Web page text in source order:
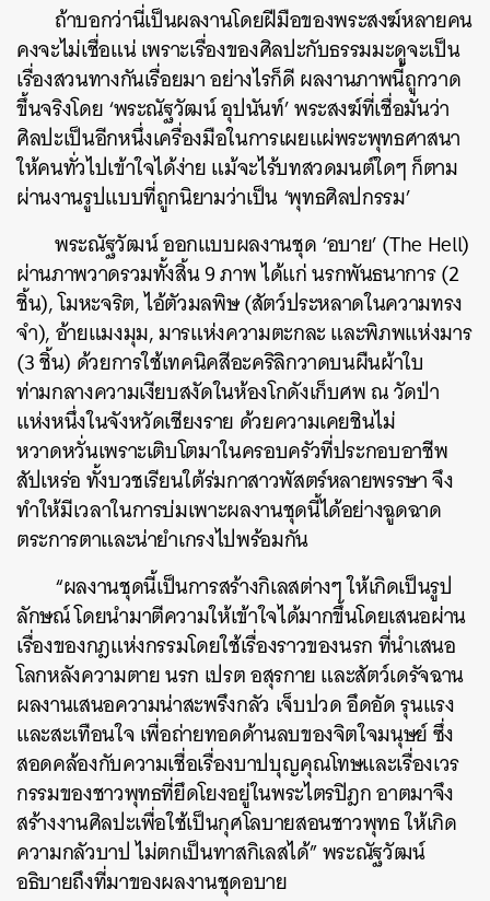
ถ้าบอกว่านี่เป็นผลงานโดยฝีมือของพระสงฆ์หลายคน
คงจะไม่เชื่อแน่ เพราะเรื่องของศิลปะกับธรรมมะดูจะเป็น
เรื่องสวนทางกันเรื่อยมา อย่างไรก็ดี ผลงานภาพนี้ถูกวาด
ขึ้นจริงโดย ‘พระณัฐวัฒน์ อุปนันท์’ พระสงฆ์ที่เชื่อมั่นว่า
ศิลปะเป็นอีกหนึ่งเครื่องมือในการเผยแผ่พระพุทธศาสนา
ให้คนทั่วไปเข้าใจได้ง่าย แม้จะไร้บทสวดมนต์ใดๆ ก็ตาม
ผ่านงานรูปแบบที่ถูกนิยามว่าเป็น ‘พุทธศิลปกรรม’
พระณัฐวัฒน์ ออกแบบผลงานชุด ‘อบาย’ (The Hell)
ผ่านภาพวาดรวมทั้งสิ้น 9 ภาพ ได้แก่นรกพันธนาการ (2
ชิ้น), โมหะจริต, ไอ้ตัวมลพิษ (สัตว์ประหลาดในความทรง
จำ), อ้ายแมงมุม, มารแห่งความตะกละ และพิภพแห่งมาร
(3 ชิ้น) ด้วยการใช้เทคนิคสีอะคริลิกวาดบนผืนผ้าใบ
ท่ามกลางความเงียบสงัดในห้องโกดังเก็บศพ ณ วัดป่า
แห่งหนึ่งในจังหวัดเชียงราย ด้วยความเคยชินไม่
หวาดหวั่นเพราะเติบโตมาในครอบครัวที่ประกอบอาชีพ
สัปเหร่อ ทั้งบวชเรียนใต้ร่มกาสาวพัสตร์หลายพรรษา จึง
ทำให้มีเวลาในการบ่มเพาะผลงานชุดนี้ได้อย่างฉูดฉาด
ตระการตาและน่ายำเกรงไปพร้อมกัน
“ผลงานชุดนี้เป็นการสร้างกิเลสต่างๆ ให้เกิดเป็นรูป
ลักษณ์ โดยนำมาตีความให้เข้าใจได้มากขึ้นโดยเสนอผ่าน
เรื่องของกฎแห่งกรรมโดยใช้เรื่องราวของนรก ที่นำเสนอ
โลกหลังความตาย นรก เปรต อสุรกาย และสัตว์เดรัจฉาน
ผลงานเสนอความน่าสะพรึงกลัว เจ็บปวด อึดอัด รุนแรง
และสะเทือนใจ เพื่อถ่ายทอดด้านลบของจิตใจมนุษย์ ซึ่ง
สอดคล้องกับความเชื่อเรื่องบาปบุญคุณโทษและเรื่องเวร
กรรมของชาวพุทธที่ยึดโยงอยู่ในพระไตรปิฎก อาตมาจึง
สร้างงานศิลปะเพื่อใช้เป็นกุศโลบายสอนชาวพุทธ ให้เกิด
ความกลัวบาป ไม่ตกเป็นทาสกิเลสได้” พระณัฐวัฒน์
อธิบายถึงที่มาของผลงานชุดอบาย